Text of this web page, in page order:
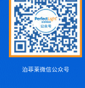
泊菲莱微信公众号